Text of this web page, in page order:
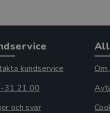
kundservice
31 21 00
och svar
Om